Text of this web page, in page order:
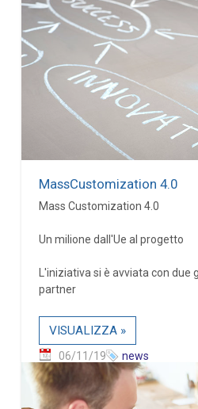
MassCustomization 4.0
Mass Customization 4.0
Un milione dall'Ue al progetto
L'iniziativa si è avviata con due
partner
VISUALIZZA »
06/11/19 news